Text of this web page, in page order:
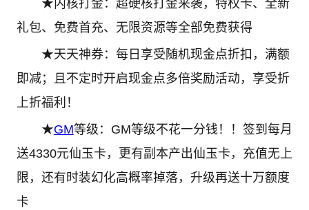
★内核打金：超硬核打金来袭，特权卡、全新
礼包、免费首充、无限资源等全部免费获得
★天天神券：每日享受随机现金点折扣，满额
即减；且不定时开启现金点多倍奖励活动，享受折
上折福利！
★GM等级：GM等级不花一分钱！！签到每月
送4330元仙玉卡，更有副本产出仙玉卡，充值无上
限，还有时装幻化高概率掉落，升级再送十万额度
卡